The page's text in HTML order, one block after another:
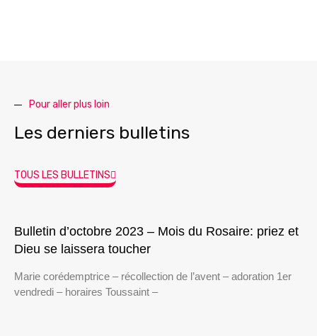
Pour aller plus loin
Les derniers bulletins
TOUS LES BULLETINS
Bulletin d’octobre 2023 – Mois du Rosaire: priez et
Dieu se laissera toucher
Marie corédemptrice – récollection de l’avent – adoration 1er
vendredi – horaires Toussaint –